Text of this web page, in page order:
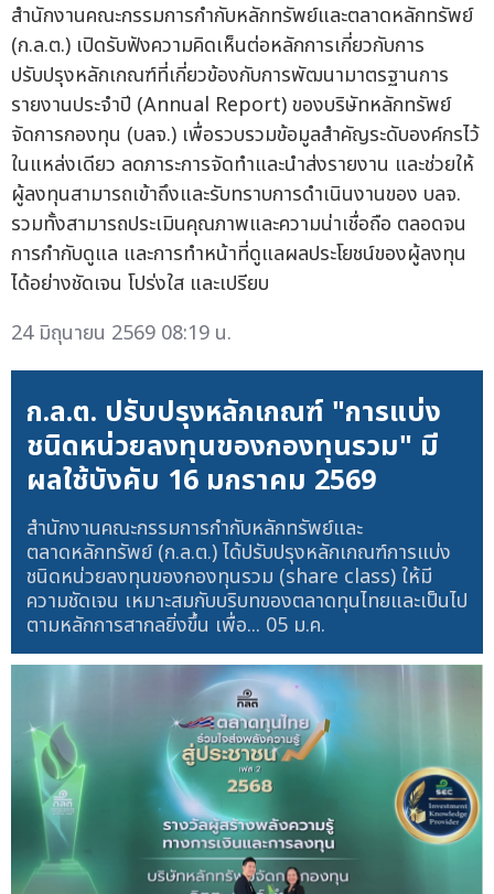
สำนักงานคณะกรรมการกำกับหลักทรัพย์และตลาดหลักทรัพย์
(ก.ล.ต.) เปิดรับฟังความคิดเห็นต่อหลักการเกี่ยวกับการ
ปรับปรุงหลักเกณฑ์ที่เกี่ยวข้องกับการพัฒนามาตรฐานการ
รายงานประจำปี (Annual Report) ของบริษัทหลักทรัพย์
จัดการกองทุน (บลจ.) เพื่อรวบรวมข้อมูลสำคัญระดับองค์กรไว้
ในแหล่งเดียว ลดภาระการจัดทำและนำส่งรายงาน และช่วยให้
ผู้ลงทุนสามารถเข้าถึงและรับทราบการดำเนินงานของ บลจ.
รวมทั้งสามารถประเมินคุณภาพและความน่าเชื่อถือ ตลอดจน
การกำกับดูแล และการทำหน้าที่ดูแลผลประโยชน์ของผู้ลงทุน
ได้อย่างชัดเจน โปร่งใส และเปรียบ
24 มิถุนายน 2569 08:19 น.
ก.ล.ต. ปรับปรุงหลักเกณฑ์ "การแบ่ง
ชนิดหน่วยลงทุนของกองทุนรวม" มี
ผลใช้บังคับ 16 มกราคม 2569
สำนักงานคณะกรรมการกำกับหลักทรัพย์และ
ตลาดหลักทรัพย์ (ก.ล.ต.) ได้ปรับปรุงหลักเกณฑ์การแบ่ง
ชนิดหน่วยลงทุนของกองทุนรวม (share class) ให้มี
ความชัดเจน เหมาะสมกับบริบทของตลาดทุนไทยและเป็นไป
ตามหลักการสากลยิ่งขึ้น เพื่อ... 05 ม.ค.